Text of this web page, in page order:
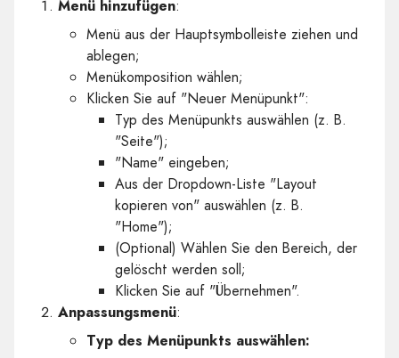
Menü hinzufügen:
Menü aus der Hauptsymbolleiste ziehen und
ablegen;
Menükomposition wählen;
Klicken Sie auf "Neuer Menüpunkt":
Typ des Menüpunkts auswählen (z. B.
"Seite");
"Name" eingeben;
Aus der Dropdown-Liste "Layout
kopieren von" auswählen (z. B.
"Home");
(Optional) Wählen Sie den Bereich, der
gelöscht werden soll;
Klicken Sie auf "Übernehmen".
Anpassungsmenü:
Typ des Menüpunkts auswählen: